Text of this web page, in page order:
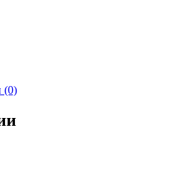
(0)